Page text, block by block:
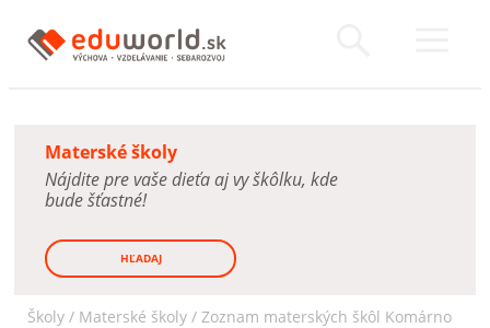
Materské školy
Nájdite pre vaše dieťa aj vy škôlku, kde
bude šťastné!
HĽADAJ
Školy / Materské školy / Zoznam materských škôl Komárno